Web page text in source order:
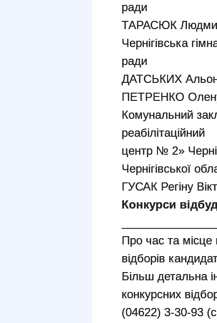
ради
ТАРАСЮК
Чернігівська
ради
ДАТСЬКИХ
ПЕТРЕНКО Олену
Комунальний
реабілітаційний
центр № 2»
Чернігівської
ГУСАК Регіну
Конкурси
Про час та місце
відборів
Більш детальна
конкурсних
(04622) 3-30-93